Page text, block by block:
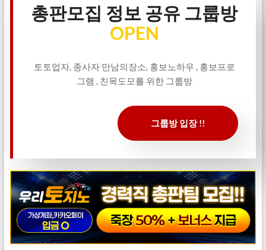
총판모집 정보 공유 그룹방
OPEN
토토업자, 종사자 만남의장소, 홍보노하우 , 홍보프로
그램 , 친목도모를 위한 그룹방
그룹방 입장 !!